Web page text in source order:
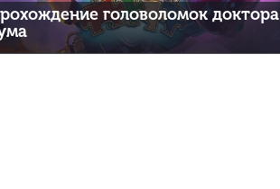
головоломок доктора